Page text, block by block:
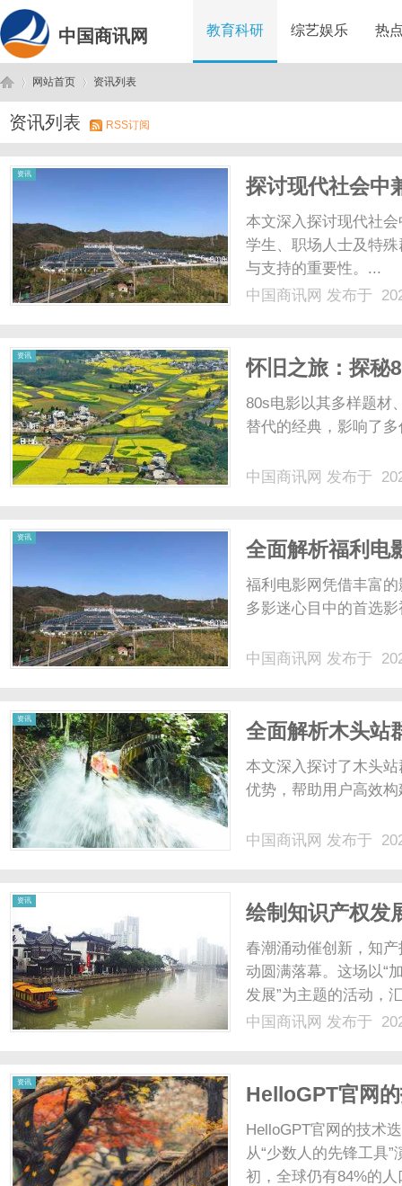
中国商讯网 教育科研 综艺娱乐 热
中 ›
网站首页
›
资讯列表
资讯列表 RSS订阅
资讯
探讨现代社会中
本文深入探讨现代社
学生、职场人士及特
与支持的重要性。...
中国商讯网 发布于
资讯
怀旧之旅：探秘
80s电影以其多样题材
替代的经典，影响了
中国商讯网 发布于
资讯
全面解析福利电
选择
福利电影网凭借丰富
多影迷心目中的首选
中国商讯网 发布于
资讯
全面解析木头站
本文深入探讨了木头
优势，帮助用户高效
中国商讯网 发布于
资讯
绘制知识产权发
展
春潮涌动催创新，知
动圆满落幕。这场以“
发展”为主题的活动，
保护新机制、上线服
中国商讯网 发布于
资讯
HelloGPT官网
HelloGPT官网的技术
从“少数人的先锋工具
初，全球仍有84%的